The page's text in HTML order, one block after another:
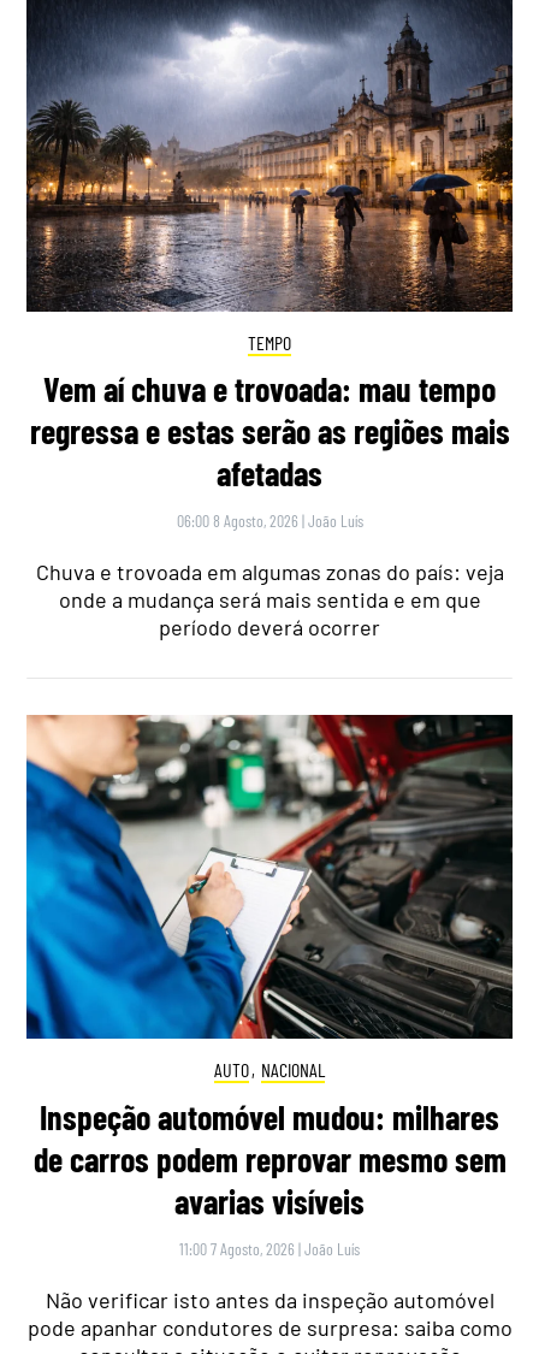
TEMPO
Vem aí chuva e trovoada: mau tempo
regressa e estas serão as regiões mais
afetadas
06:00 8 Agosto, 2026 |João Luís
Chuva e trovoada em algumas zonas do país: veja
onde a mudança será mais sentida e em que
período deverá ocorrer
AUTO, NACIONAL
Inspeção automóvel mudou: milhares
de carros podem reprovar mesmo sem
avarias visíveis
11:00 7 Agosto, 2026 |João Luís
Não verificar isto antes da inspeção automóvel
pode apanhar condutores de surpresa: saiba como